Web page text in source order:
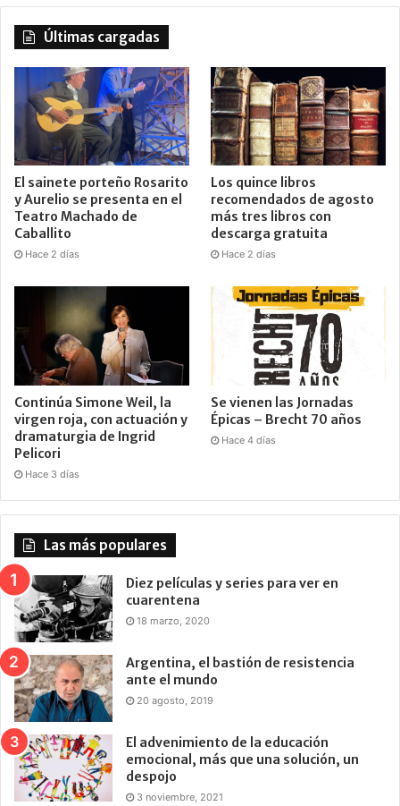
Últimas cargadas
El sainete porteño Rosarito
y Aurelio se presenta en el
Teatro Machado de
Caballito
Hace 2 días
Los quince libros
recomendados de agosto
más tres libros con
descarga gratuita
Hace 2 días
Continúa Simone Weil, la
virgen roja, con actuación y
dramaturgia de Ingrid
Pelicori
Hace 3 días
Se vienen las Jornadas
Épicas – Brecht 70 años
Hace 4 días
Las más populares
Diez películas y series para ver en
cuarentena
18 marzo, 2020
Argentina, el bastión de resistencia
ante el mundo
20 agosto, 2019
El advenimiento de la educación
emocional, más que una solución, un
despojo
3 noviembre, 2021